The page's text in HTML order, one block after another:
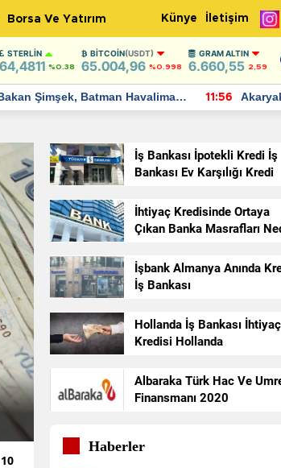
Borsa Ve Yatırım Künye İletişim
STERLIN
64,4811 %0.38
BITCOIN(USDT)
65.004,96 %0.998
GRAM ALTIN
6.660,55 2,59
Şimşek, Batman Havalimanı
umut verici açıklamalarda
11:56
Yeni
İhtiyaç Kredisi
Gereken
Adımlar
10
İş Bankası İpotekli Kredi İş
Bankası Ev Karşılığı Kredi
İhtiyaç Kredisinde Ortaya
Çıkan Banka Masrafları
İşbank Almanya Anında
İş Bankası
Hollanda İş Bankası İhtiyaç
Kredisi Hollanda
Albaraka Türk Hac Ve
Finansmanı 2020
Haberler